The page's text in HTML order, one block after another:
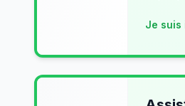
Je suis